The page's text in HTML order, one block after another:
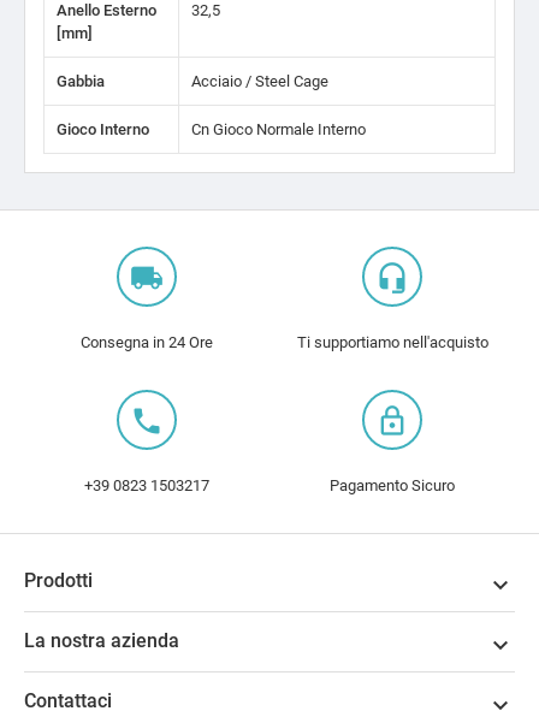
Anello Esterno
[mm]
32,5
Gabbia Acciaio / Steel Cage
Gioco Interno Cn Gioco Normale Interno
local_shipping
Consegna in 24 Ore
headset_mic
Ti supportiamo nell'acquisto
local_phone
+39 0823 1503217
lock_outline
Pagamento Sicuro
Prodotti 
La nostra azienda 
Contattaci